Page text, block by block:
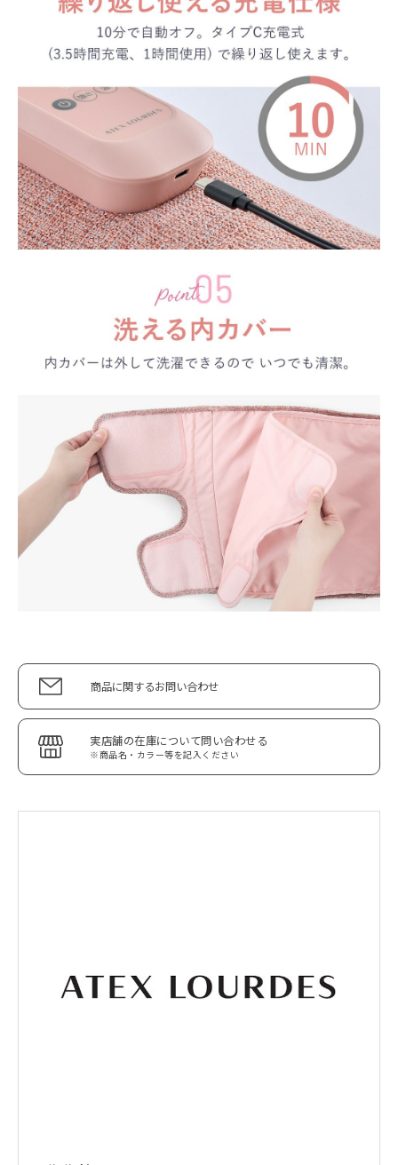
商品に関するお問い合わせ
実店舗の在庫について問い合わせる
※商品名・カラー等を記入ください